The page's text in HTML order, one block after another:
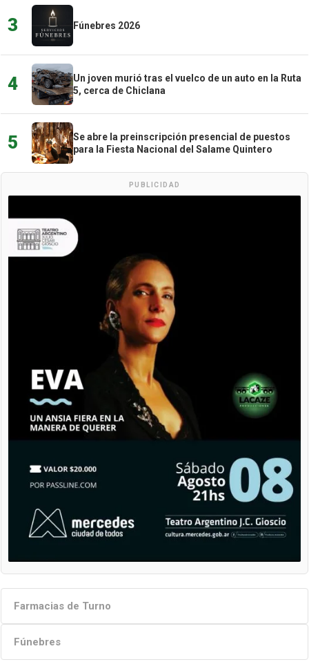
3 Fúnebres 2026
4
Un joven murió tras el vuelco de un auto en la Ruta
5, cerca de Chiclana
5
Se abre la preinscripción presencial de puestos
para la Fiesta Nacional del Salame Quintero
PUBLICIDAD
Farmacias de Turno
Fúnebres